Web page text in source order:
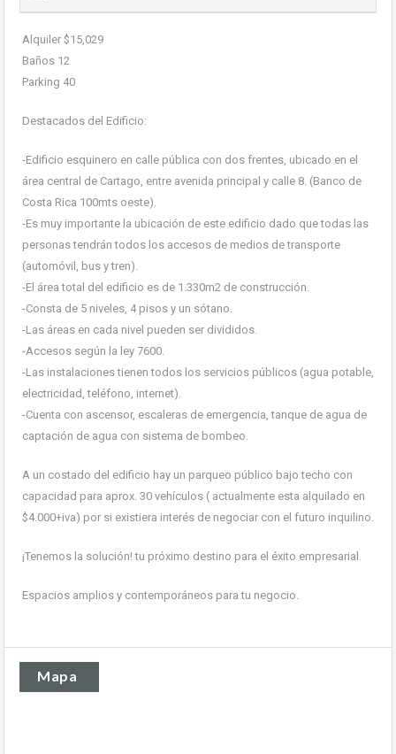
Alquiler $15,029
Baños 12
Parking 40
Destacados del Edificio:
-Edificio esquinero en calle pública con dos frentes, ubicado en el
área central de Cartago, entre avenida principal y calle 8. (Banco de
Costa Rica 100mts oeste).
-Es muy importante la ubicación de este edificio dado que todas las
personas tendrán todos los accesos de medios de transporte
(automóvil, bus y tren).
-El área total del edificio es de 1.330m2 de construcción.
-Consta de 5 niveles, 4 pisos y un sótano.
-Las áreas en cada nivel pueden ser divididos.
-Accesos según la ley 7600.
-Las instalaciones tienen todos los servicios públicos (agua potable,
electricidad, teléfono, internet).
-Cuenta con ascensor, escaleras de emergencia, tanque de agua de
captación de agua con sistema de bombeo.
A un costado del edificio hay un parqueo público bajo techo con
capacidad para aprox. 30 vehículos ( actualmente esta alquilado en
$4.000+iva) por si existiera interés de negociar con el futuro inquilino.
¡Tenemos la solución! tu próximo destino para el éxito empresarial.
Espacios amplios y contemporáneos para tu negocio.
Mapa